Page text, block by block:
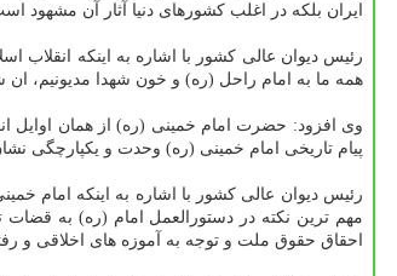
ایران بلکه در اغلب کشورهای دنیا آثار آن مشهود
رئیس دیوان عالی کشور با اشاره به اینکه
همه ما به امام راحل (ره) و خون شهدا مدیونیم، ان
وی افزود: حضرت امام خمینی (ره) از همان اوایل
پیام تاریخی امام خمینی (ره) وحدت و یکپارچگی
رئیس دیوان عالی کشور با اشاره به اینکه امام
مهم ترین نکته در دستورالعمل امام (ره) به
احقاق حقوق ملت و توجه به آموزه های اخلاقی